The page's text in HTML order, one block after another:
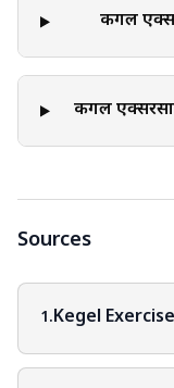
व्यक्तियों के लिए
कीगल
कीगल
Sources
1.Kegel